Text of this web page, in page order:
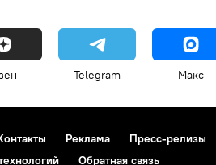
Telegram Макс
Реклама Пресс-релизы
Обратная связь